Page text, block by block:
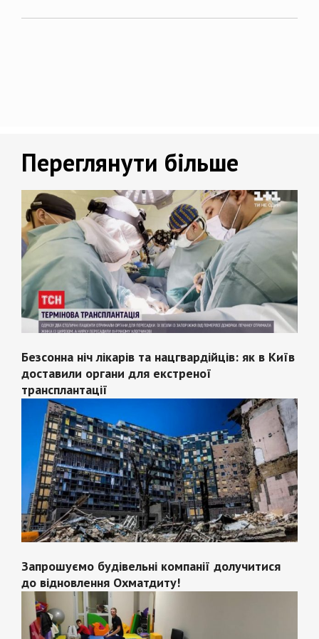
Переглянути більше
Безcонна ніч лікарів та нацгвардійців: як в Київ
доставили органи для екстреної
трансплантації
Запрошуємо будівельні компанії долучитися
до відновлення Охматдиту!